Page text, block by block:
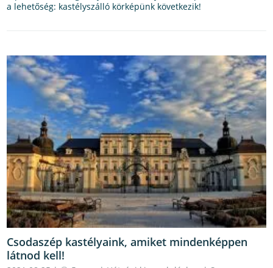
a lehetőség: kastélyszálló körképünk következik!
Csodaszép kastélyaink, amiket mindenképpen
látnod kell!